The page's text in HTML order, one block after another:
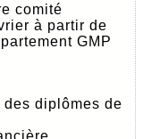
comité
à partir de
GMP
diplômes de